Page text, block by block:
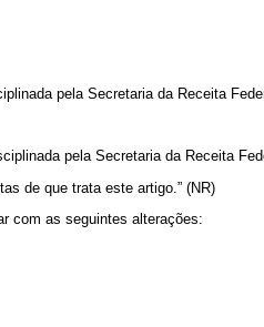
pela Secretaria da Receita
pela Secretaria da Receita
de que trata este artigo.” (NR)
com as seguintes alterações: